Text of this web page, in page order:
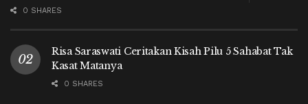
0 SHARES
Risa Saraswati Ceritakan Kisah Pilu 5 Sahabat Tak
Kasat Matanya
0 SHARES